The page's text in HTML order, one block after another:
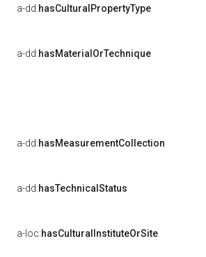
a-dd:hasCulturalPropertyType
a-dd:hasMaterialOrTechnique
a-dd:hasMeasurementCollection
a-dd:hasTechnicalStatus
a-loc:hasCulturalInstituteOrSite